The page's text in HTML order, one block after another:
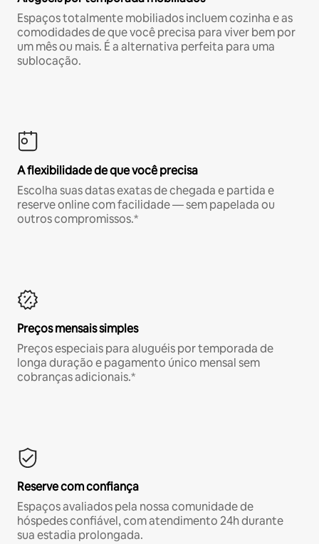
Espaços totalmente mobiliados incluem cozinha e as
comodidades de que você precisa para viver bem por
um mês ou mais. É a alternativa perfeita para uma
sublocação.
A flexibilidade de que você precisa
Escolha suas datas exatas de chegada e partida e
reserve online com facilidade — sem papelada ou
outros compromissos.*
Preços mensais simples
Preços especiais para aluguéis por temporada de
longa duração e pagamento único mensal sem
cobranças adicionais.*
Reserve com confiança
Espaços avaliados pela nossa comunidade de
hóspedes confiável, com atendimento 24h durante
sua estadia prolongada.